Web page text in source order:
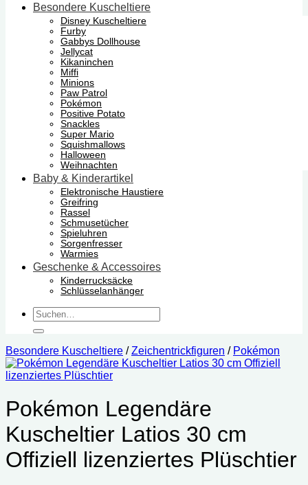
Besondere Kuscheltiere
Disney Kuscheltiere
Furby
Gabbys Dollhouse
Jellycat
Kikaninchen
Miffi
Minions
Paw Patrol
Pokémon
Positive Potato
Snackles
Super Mario
Squishmallows
Halloween
Weihnachten
Baby & Kinderartikel
Elektronische Haustiere
Greifring
Rassel
Schmusetücher
Spieluhren
Sorgenfresser
Warmies
Geschenke & Accessoires
Kinderrucksäcke
Schlüsselanhänger
Suchen
nach:
Besondere Kuscheltiere / Zeichentrickfiguren / Pokémon
Pokémon Legendäre
Kuscheltier Latios 30 cm
‎Offiziell lizenziertes Plüschtier